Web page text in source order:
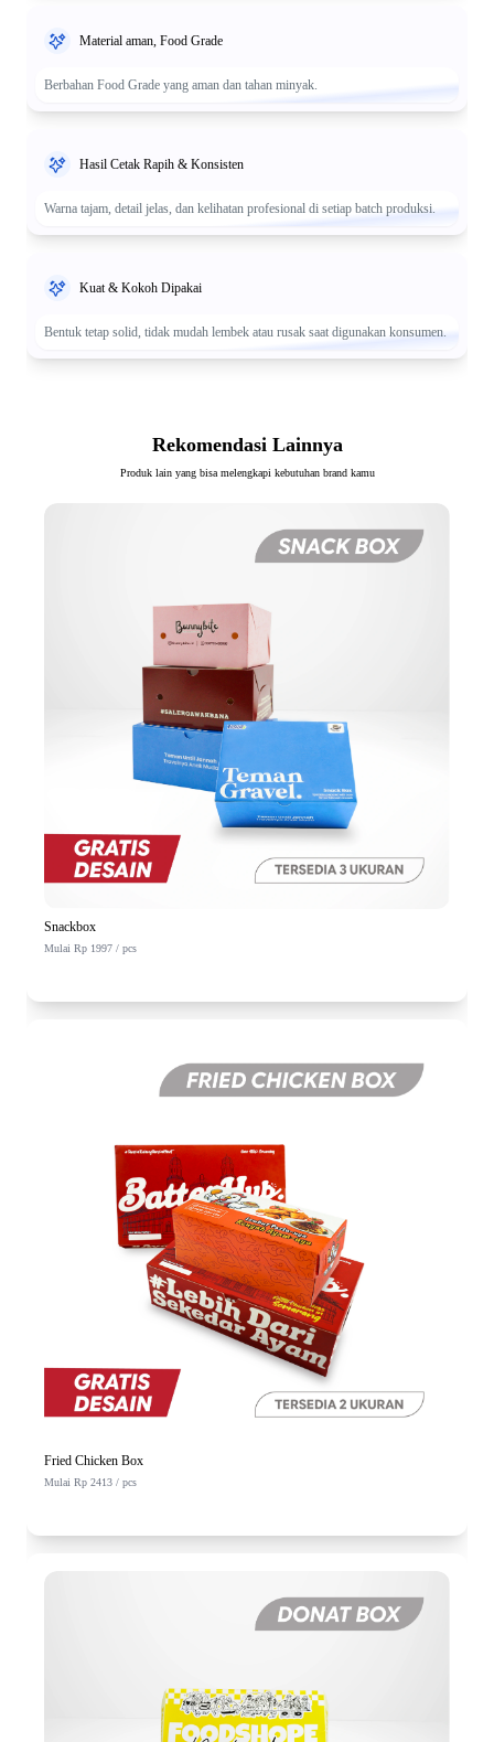
Material aman, Food Grade
Berbahan Food Grade yang aman dan tahan minyak.
Hasil Cetak Rapih & Konsisten
Warna tajam, detail jelas, dan kelihatan profesional di setiap batch produksi.
Kuat & Kokoh Dipakai
Bentuk tetap solid, tidak mudah lembek atau rusak saat digunakan konsumen.
Rekomendasi Lainnya
Produk lain yang bisa melengkapi kebutuhan brand kamu
Snackbox
Mulai Rp 1997 / pcs
Fried Chicken Box
Mulai Rp 2413 / pcs